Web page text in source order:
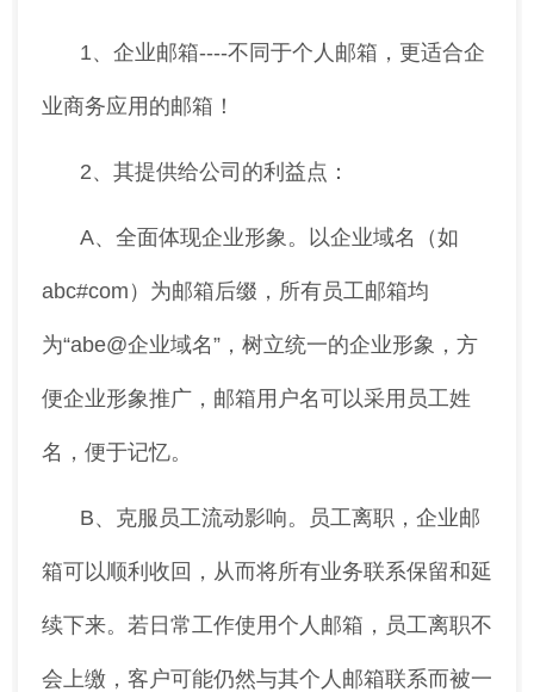
1、企业邮箱----不同于个人邮箱，更适合企
业商务应用的邮箱！
2、其提供给公司的利益点：
A、全面体现企业形象。以企业域名（如
abc#com）为邮箱后缀，所有员工邮箱均
为“abe@企业域名”，树立统一的企业形象，方
便企业形象推广，邮箱用户名可以采用员工姓
名，便于记忆。
B、克服员工流动影响。员工离职，企业邮
箱可以顺利收回，从而将所有业务联系保留和延
续下来。若日常工作使用个人邮箱，员工离职不
会上缴，客户可能仍然与其个人邮箱联系而被一